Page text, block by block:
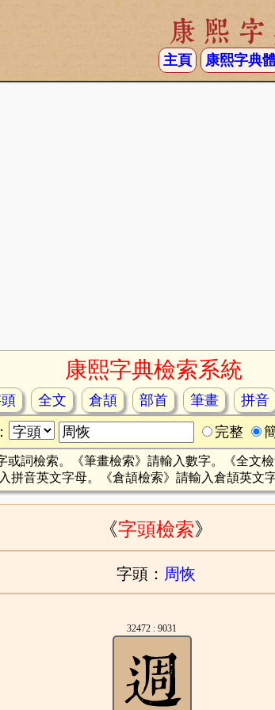
康熙
主頁 康熙字典
康熙字典檢索系統
全文 倉頡 部首 筆畫 拼音
完整
或詞檢索。《筆畫檢索》請輸入數字。《全文
拼音英文字母。《倉頡檢索》請輸入倉頡英文
《字頭檢索》
字頭： 周恢
32472 : 9031